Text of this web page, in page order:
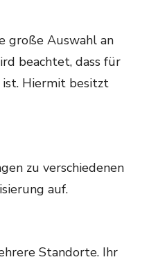
große Auswahl an
beachtet, dass für
ist. Hiermit besitzt
zu verschiedenen
auf.
Standorte. Ihr